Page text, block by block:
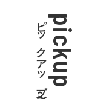
pickup